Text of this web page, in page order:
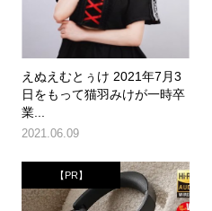
えぬえむとぅけ 2021年7月3
日をもって猫羽みけが一時卒
業...
2021.06.09
【PR】